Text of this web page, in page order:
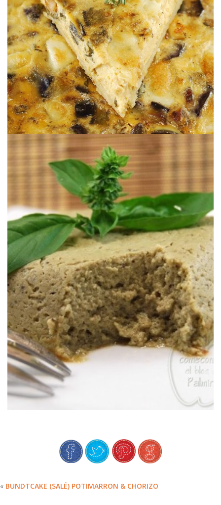
TARTE SALÉE AUBERGINES, BACON &
MOZZARELLA
FONDANTS AUX AUBERGINES
Une façon différente de cuisiner des aubergines.
« BUNDTCAKE (SALÉ) POTIMARRON & CHORIZO